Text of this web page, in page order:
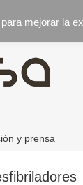
y prensa
mejorar la